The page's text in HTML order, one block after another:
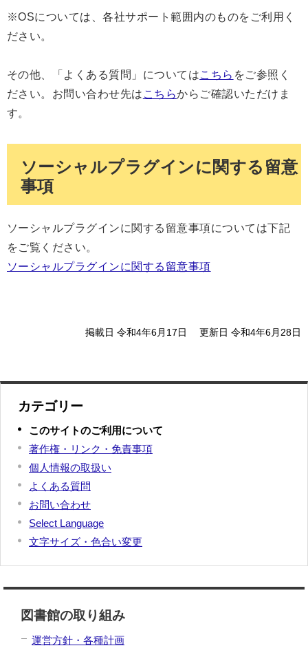
※OSについては、各社サポート範囲内のものをご利用く
ださい。
その他、「よくある質問」についてはこちら をご参照く
ださい。お問い合わせ先は こちらからご確認いただけま
す。
ソーシャルプラグインに関する留意
事項
ソーシャルプラグインに関する留意事項については下記
をご覧ください。
ソーシャルプラグインに関する留意事項
掲載日 令和4年6月17日 更新日 令和4年6月28日
カテゴリー
このサイトのご利用について
著作権・リンク・免責事項
個人情報の取扱い
よくある質問
お問い合わせ
Select Language
文字サイズ・色合い変更
図書館の取り組み
運営方針・各種計画